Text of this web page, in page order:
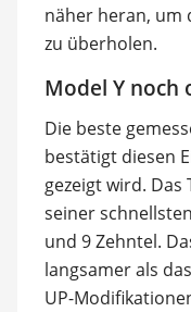
näher heran, um
zu überholen.
Model Y noch
Die beste
bestätigt diesen
gezeigt wird. Das
seiner
und 9 Zehntel.
langsamer als
UP-